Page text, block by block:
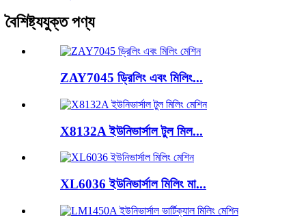
বৈশিষ্ট্যযুক্ত পণ্য
ZAY7045 ড্রিলিং এবং মিলিং...
X8132A ইউনিভার্সাল টুল মিল...
XL6036 ইউনিভার্সাল মিলিং মা...